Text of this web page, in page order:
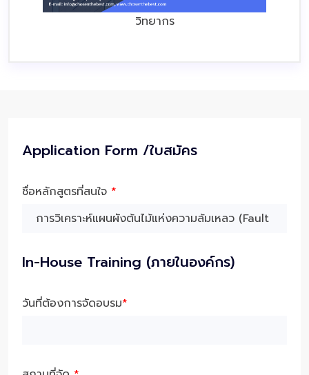
วิทยากร
Application Form /ใบสมัคร
ชื่อหลักสูตรที่สนใจ *
In-House Training (ภายในองค์กร)
วันที่ต้องการจัดอบรม*